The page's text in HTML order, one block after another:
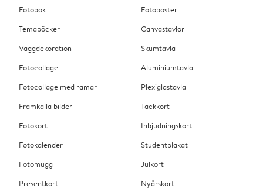
Fotobok
Temaböcker
Väggdekoration
Fotocollage
Fotocollage med ramar
Framkalla bilder
Fotokort
Fotokalender
Fotomugg
Presentkort
Fotoposter
Canvastavlor
Skumtavla
Aluminiumtavla
Plexiglastavla
Tackkort
Inbjudningskort
Studentplakat
Julkort
Nyårskort